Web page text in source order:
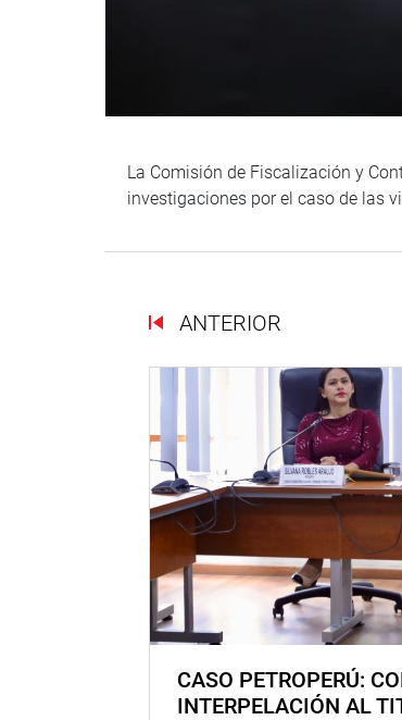
La Comisión de Fiscalización y
investigaciones por el caso de las
ANTERIOR
CASO PETROPERÚ:
INTERPELACIÓN AL